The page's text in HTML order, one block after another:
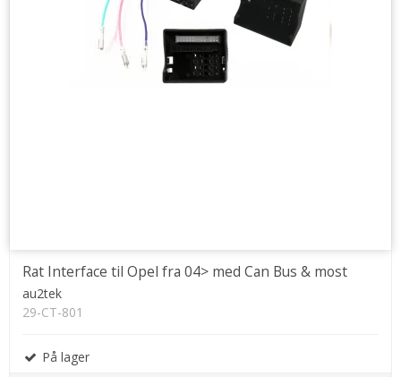
Rat Interface til Opel fra 04> med Can Bus & most
au2tek
29-CT-801
På lager